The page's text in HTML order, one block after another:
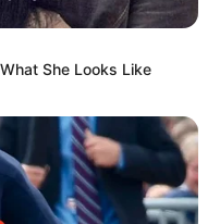
She Looks Like